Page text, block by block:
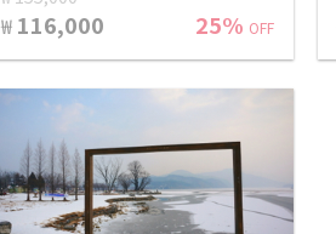
₩ 116,000 25% OFF